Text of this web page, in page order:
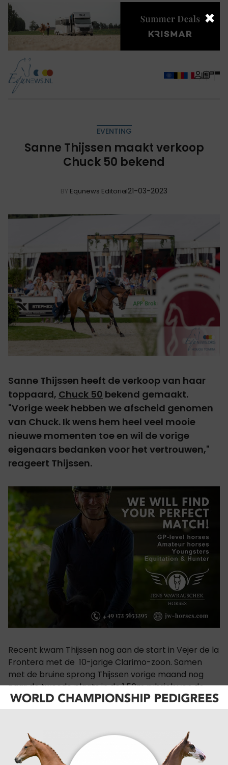
EVENTING
Sanne Thijssen maakt verkoop
Chuck 50 bekend
BY Equnews Editorial21-03-2023
Sanne Thijssen heeft de verkoop van haar
toppaard, Chuck 50 bekend gemaakt.
"Vorige week hebben we afscheid genomen
van Chuck. Ik wens hem heel veel mooie
nieuwe momenten toe en wil de vorige
eigenaars bedanken voor het vertrouwen,"
reageert Thijssen.
Recent kwam Thijssen nog aan de start in Vejer de la
Frontera met de 10-jarige Clarimo-zoon. Samen
met de bruine sprong Thijssen vorige maand nog
naar de tweede plaats in de 1.50m rubriek van de
Sunshine Tour. Het paar plaatste zich vorig jaar nog
in de prijzen in Maastricht.
Voordien zat Karl-Heinz Markus in het zadel van de
ruin.
×